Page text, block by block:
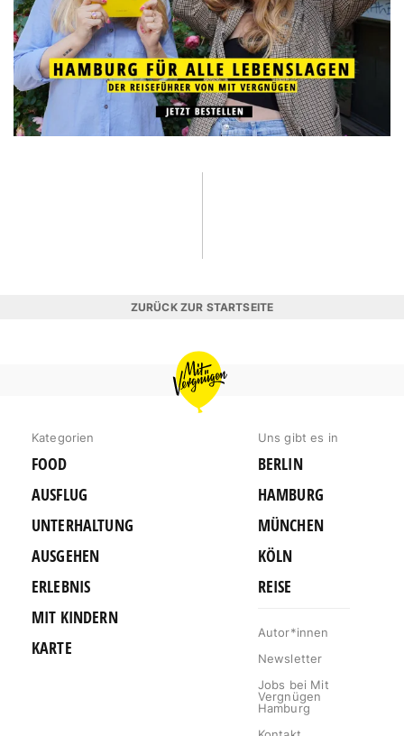
ZURÜCK ZUR STARTSEITE
MIT
VERGNÜGEN
HAMBURG
Kategorien
FOOD
AUSFLUG
UNTERHALTUNG
AUSGEHEN
ERLEBNIS
MIT KINDERN
KARTE
Uns gibt es in
BERLIN
HAMBURG
MÜNCHEN
KÖLN
REISE
Autor*innen
Newsletter
Jobs bei Mit
Vergnügen
Hamburg